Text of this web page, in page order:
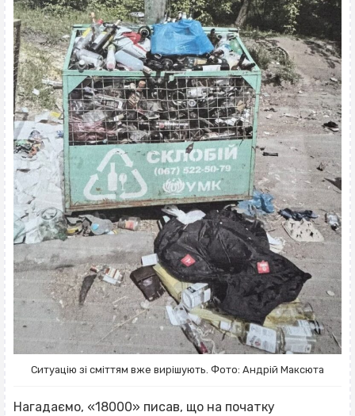
Ситуацію зі сміттям вже вирішують. Фото: Андрій Максюта
Нагадаємо, «18000» писав, що на початку